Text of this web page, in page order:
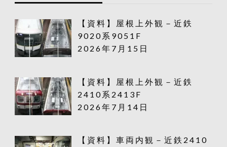
【資料】屋根上外観－近鉄
9020系9051F
2026年7月15日
【資料】屋根上外観－近鉄
2410系2413F
2026年7月14日
【資料】車両内観－近鉄2410